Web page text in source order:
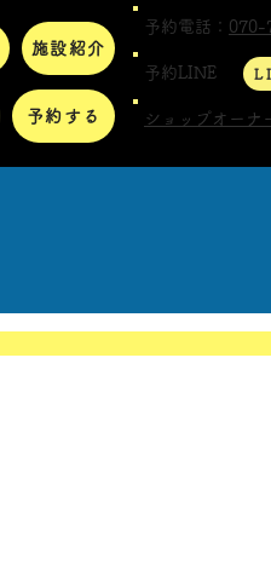
施設紹介
予約する
予約電話： 070-
予約LINE
ショップオーナ